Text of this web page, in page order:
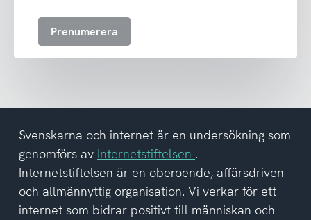
att
del
av
integritetspolicyn
Prenumerera
Svenskarna och internet är en undersökning som
genomförs av Internetstiftelsen .
Internetstiftelsen är en oberoende, affärsdriven
och allmännyttig organisation. Vi verkar för ett
internet som bidrar positivt till människan och